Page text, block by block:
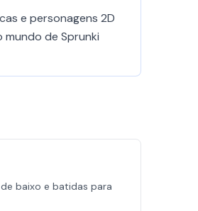
e personagens 2D
de Sprunki
baixo e batidas para